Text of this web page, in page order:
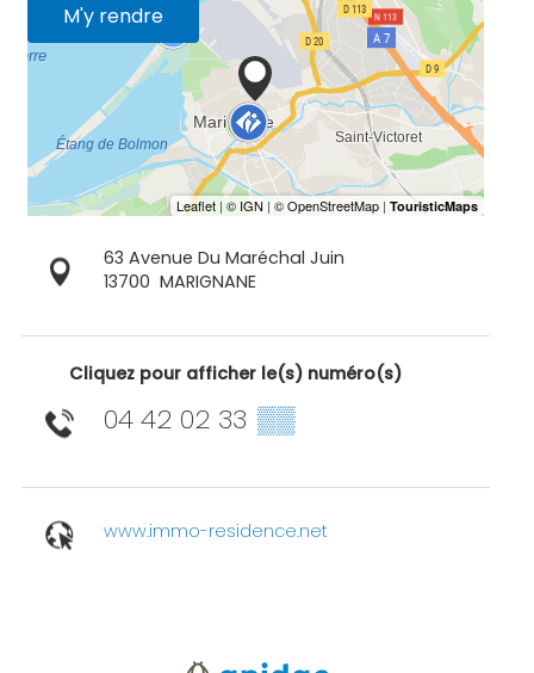
M'y rendre
63 Avenue Du Maréchal Juin
13700 MARIGNANE
Cliquez pour afficher le(s) numéro(s)
04 42 02 33 ▒▒
www.immo-residence.net